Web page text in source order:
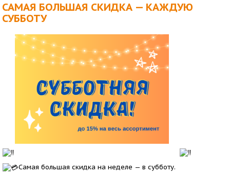
САМАЯ БОЛЬШАЯ СКИДКА — КАЖДУЮ
СУББОТУ
Самая большая скидка на неделе — в субботу.